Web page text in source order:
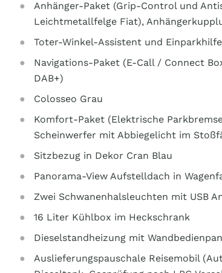
Anhänger-Paket (Grip-Control und
Leichtmetallfelge Fiat),
Toter-Winkel-Assistent und
Navigations-Paket (E-Call / Connect
DAB+)
Colosseo Grau
Komfort-Paket (Elektrische
Scheinwerfer mit Abbiegelicht im
Sitzbezug in Dekor Cran Blau
Panorama-View Aufstelldach in
Zwei Schwanenhalsleuchten mit USB
16 Liter Kühlbox im Heckschrank
Dieselstandheizung mit
Auslieferungspauschale Reisemobil